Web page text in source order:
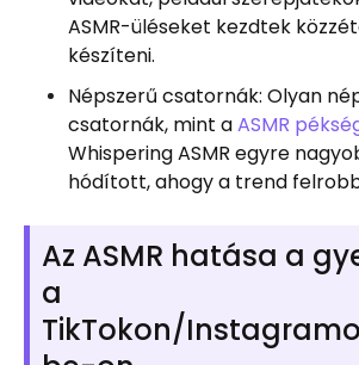
ASMR-üléseket kezdtek
készíteni.
Népszerű csatornák: Olyan
csatornák, mint aASMR
Whispering ASMR egyre
hódított, ahogy a trend
Az ASMR hatása a
a
TikTokon/